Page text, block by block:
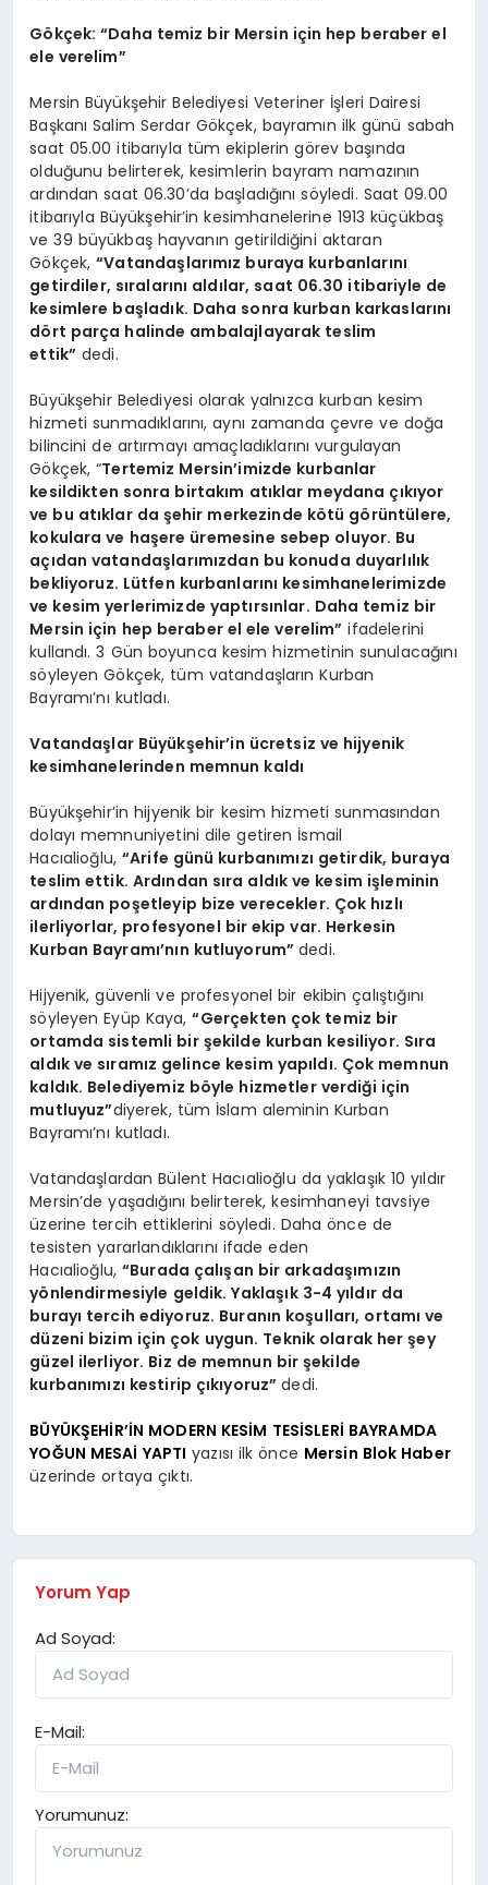
Gökçek: “Daha temiz bir Mersin için hep beraber el
ele verelim”
Mersin Büyükşehir Belediyesi Veteriner İşleri Dairesi
Başkanı Salim Serdar Gökçek, bayramın ilk günü sabah
saat 05.00 itibarıyla tüm ekiplerin görev başında
olduğunu belirterek, kesimlerin bayram namazının
ardından saat 06.30’da başladığını söyledi. Saat 09.00
itibarıyla Büyükşehir’in kesimhanelerine 1913 küçükbaş
ve 39 büyükbaş hayvanın getirildiğini aktaran
Gökçek,“Vatandaşlarımız buraya kurbanlarını
getirdiler, sıralarını aldılar, saat 06.30 itibariyle de
kesimlere başladık. Daha sonra kurban karkaslarını
dört parça halinde ambalajlayarak teslim
ettik” dedi.
Büyükşehir Belediyesi olarak yalnızca kurban kesim
hizmeti sunmadıklarını, aynı zamanda çevre ve doğa
bilincini de artırmayı amaçladıklarını vurgulayan
Gökçek, “Tertemiz Mersin’imizde kurbanlar
kesildikten sonra birtakım atıklar meydana çıkıyor
ve bu atıklar da şehir merkezinde kötü görüntülere,
kokulara ve haşere üremesine sebep oluyor. Bu
açıdan vatandaşlarımızdan bu konuda duyarlılık
bekliyoruz. Lütfen kurbanlarını kesimhanelerimizde
ve kesim yerlerimizde yaptırsınlar. Daha temiz bir
Mersin için hep beraber el ele verelim” ifadelerini
kullandı. 3 Gün boyunca kesim hizmetinin sunulacağını
söyleyen Gökçek, tüm vatandaşların Kurban
Bayramı’nı kutladı.
Vatandaşlar Büyükşehir’in ücretsiz ve hijyenik
kesimhanelerinden memnun kaldı
Büyükşehir’in hijyenik bir kesim hizmeti sunmasından
dolayı memnuniyetini dile getiren İsmail
Hacıalioğlu, “Arife günü kurbanımızı getirdik, buraya
teslim ettik. Ardından sıra aldık ve kesim işleminin
ardından poşetleyip bize verecekler. Çok hızlı
ilerliyorlar, profesyonel bir ekip var. Herkesin
Kurban Bayramı’nın kutluyorum”dedi.
Hijyenik, güvenli ve profesyonel bir ekibin çalıştığını
söyleyen Eyüp Kaya,“Gerçekten çok temiz bir
ortamda sistemli bir şekilde kurban kesiliyor. Sıra
aldık ve sıramız gelince kesim yapıldı. Çok memnun
kaldık. Belediyemiz böyle hizmetler verdiği için
mutluyuz”diyerek, tüm İslam aleminin Kurban
Bayramı’nı kutladı.
Vatandaşlardan Bülent Hacıalioğlu da yaklaşık 10 yıldır
Mersin’de yaşadığını belirterek, kesimhaneyi tavsiye
üzerine tercih ettiklerini söyledi. Daha önce de
tesisten yararlandıklarını ifade eden
Hacıalioğlu, “Burada çalışan bir arkadaşımızın
yönlendirmesiyle geldik. Yaklaşık 3-4 yıldır da
burayı tercih ediyoruz. Buranın koşulları, ortamı ve
düzeni bizim için çok uygun. Teknik olarak her şey
güzel ilerliyor. Biz de memnun bir şekilde
kurbanımızı kestirip çıkıyoruz”dedi.
BÜYÜKŞEHİR’İN MODERN KESİM TESİSLERİ BAYRAMDA
YOĞUN MESAİ YAPTI yazısı ilk önce Mersin Blok Haber
üzerinde ortaya çıktı.
Yorum Yap
Ad Soyad:
E-Mail:
Yorumunuz: